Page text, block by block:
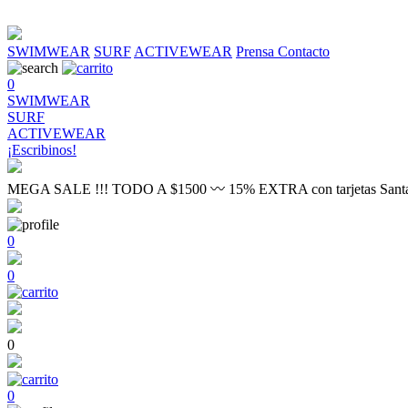
SWIMWEAR SURF ACTIVEWEAR Prensa Contacto
0
SWIMWEAR
SURF
ACTIVEWEAR
¡Escribinos!
MEGA SALE !!! TODO A $1500 〰 15% EXTRA con tarjetas
0
0
0
0